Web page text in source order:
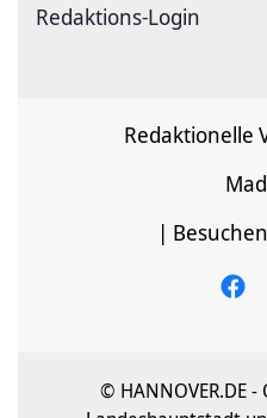
Redaktions-Login
Redaktionelle
|
© HANNOVER.DE